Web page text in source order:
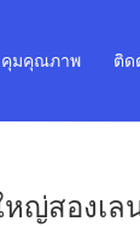
มคุณภาพ ติด
หญ่สองเ